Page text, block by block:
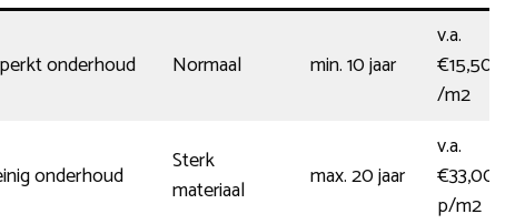
onderhoud Normaal min. 10 jaar
v.a.
€15,50
/m2
onderhoud
Sterk
materiaal
max. 20 jaar
v.a.
€33,00
p/m2